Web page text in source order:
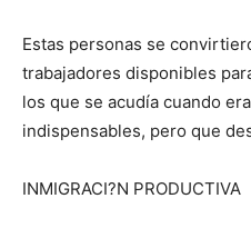
Estas personas se
trabajadores disponibles
los que se acudía cuando
indispensables, pero que
INMIGRACI?N PRODUCTIVA